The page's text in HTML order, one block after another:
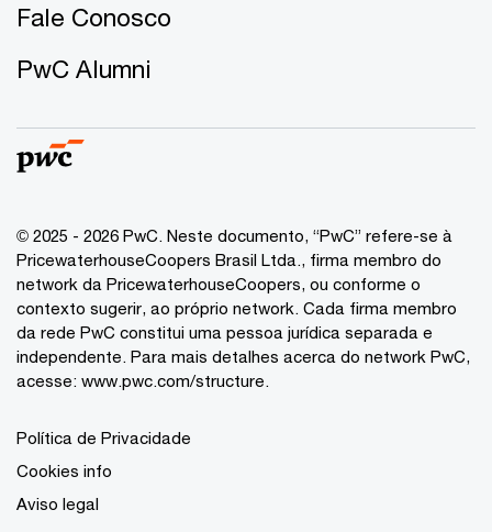
Fale Conosco
PwC Alumni
© 2025 - 2026 PwC. Neste documento, “PwC” refere-se à
PricewaterhouseCoopers Brasil Ltda., firma membro do
network da PricewaterhouseCoopers, ou conforme o
contexto sugerir, ao próprio network. Cada firma membro
da rede PwC constitui uma pessoa jurídica separada e
independente. Para mais detalhes acerca do network PwC,
acesse: www.pwc.com/structure.
Política de Privacidade
Cookies info
Aviso legal